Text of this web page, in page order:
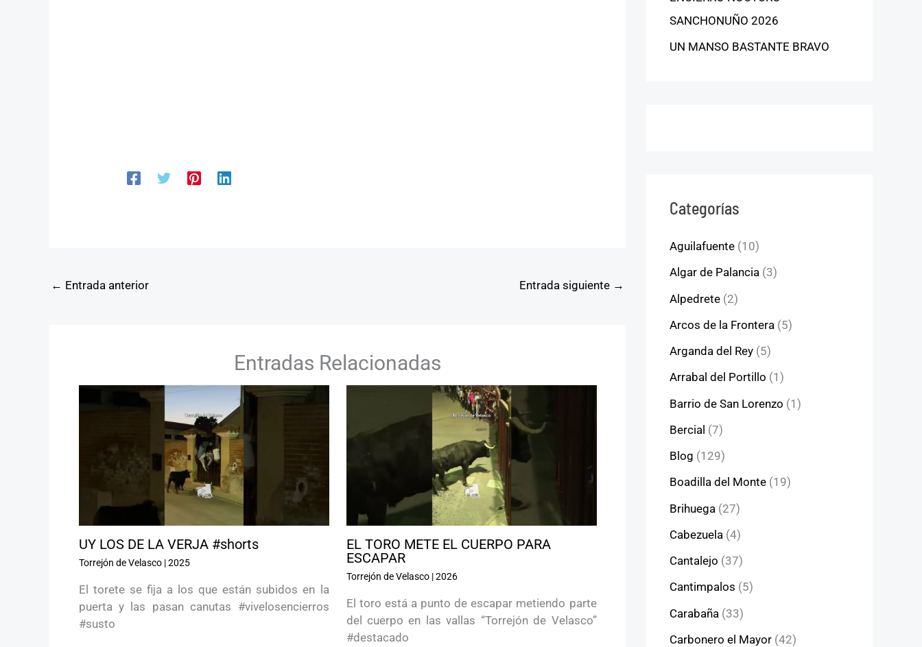
← Entrada anterior Entrada siguiente →
Entradas Relacionadas
UY LOS DE LA VERJA #shorts
Torrejón de Velasco|2025
El torete se fija a los que están subidos en la
puerta y las pasan canutas #vivelosencierros
#susto
EL TORO METE EL CUERPO PARA
ESCAPAR
Torrejón de Velasco|2026
El toro está a punto de escapar metiendo parte
del cuerpo en las vallas “Torrejón de Velasco”
#destacado
SANCHONUÑO 2026
UN MANSO BASTANTE BRAVO
Categorías
Aguilafuente (10)
Algar de Palancia (3)
Alpedrete (2)
Arcos de la Frontera (5)
Arganda del Rey (5)
Arrabal del Portillo (1)
Barrio de San Lorenzo (1)
Bercial (7)
Blog (129)
Boadilla del Monte (19)
Brihuega (27)
Cabezuela (4)
Cantalejo (37)
Cantimpalos (5)
Carabaña (33)
Carbonero el Mayor (42)